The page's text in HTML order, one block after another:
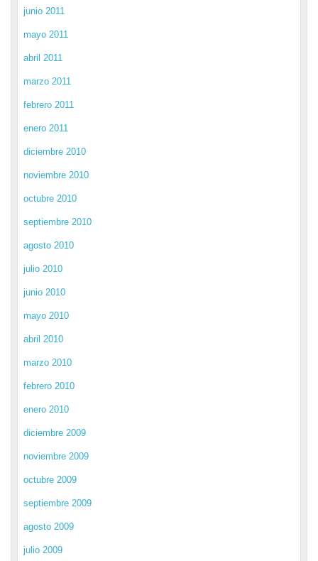
junio 2011
mayo 2011
abril 2011
marzo 2011
febrero 2011
enero 2011
diciembre 2010
noviembre 2010
octubre 2010
septiembre 2010
agosto 2010
julio 2010
junio 2010
mayo 2010
abril 2010
marzo 2010
febrero 2010
enero 2010
diciembre 2009
noviembre 2009
octubre 2009
septiembre 2009
agosto 2009
julio 2009